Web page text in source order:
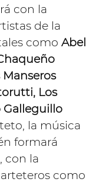
con la
de la
como Abel
Manseros
Los
Galleguillo
la música
formará
con la
como